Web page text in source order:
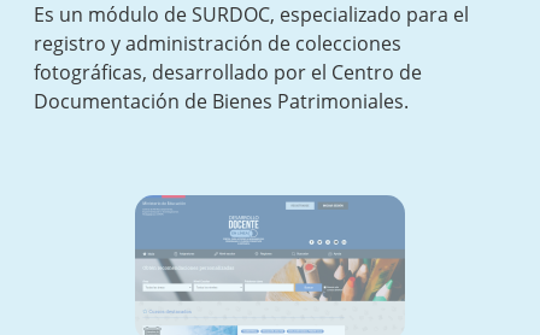
Es un módulo de SURDOC, especializado para el
registro y administración de colecciones
fotográficas, desarrollado por el Centro de
Documentación de Bienes Patrimoniales.